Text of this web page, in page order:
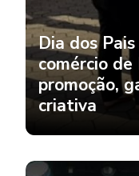
Dia dos
comércio de
promoção,
criativa